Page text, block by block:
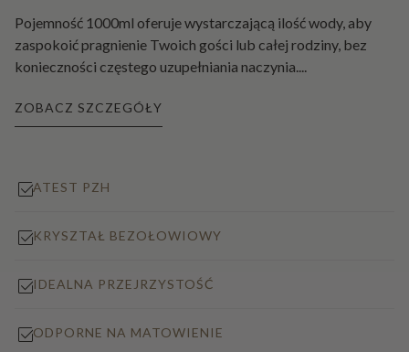
Pojemność 1000ml oferuje wystarczającą ilość wody, aby
zaspokoić pragnienie Twoich gości lub całej rodziny, bez
konieczności częstego uzupełniania naczynia....
ZOBACZ SZCZEGÓŁY
ATEST PZH
KRYSZTAŁ BEZOŁOWIOWY
IDEALNA PRZEJRZYSTOŚĆ
ODPORNE NA MATOWIENIE